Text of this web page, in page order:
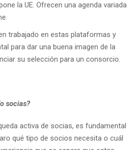
la UE. Ofrecen una agenda variada
trabajado en estas plataformas y
para dar una buena imagen de la
su selección para un consorcio.
socias?
activa de socias, es fundamental
qué tipo de socios necesita o cuál